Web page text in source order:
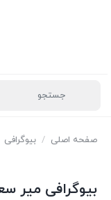
صفحه اصلی / بیوگرافی
بیوگرافی میر